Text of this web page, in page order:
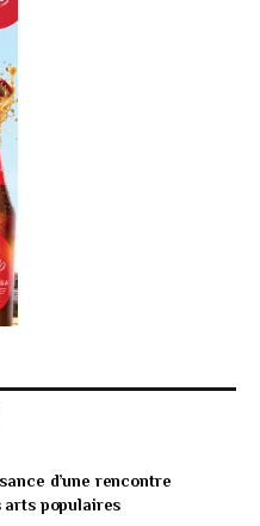
d’une rencontre
populaires